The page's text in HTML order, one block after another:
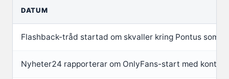
DATUM
Flashback-tråd startad om skvaller kring Pontus som
Nyheter24 rapporterar om OnlyFans-start med